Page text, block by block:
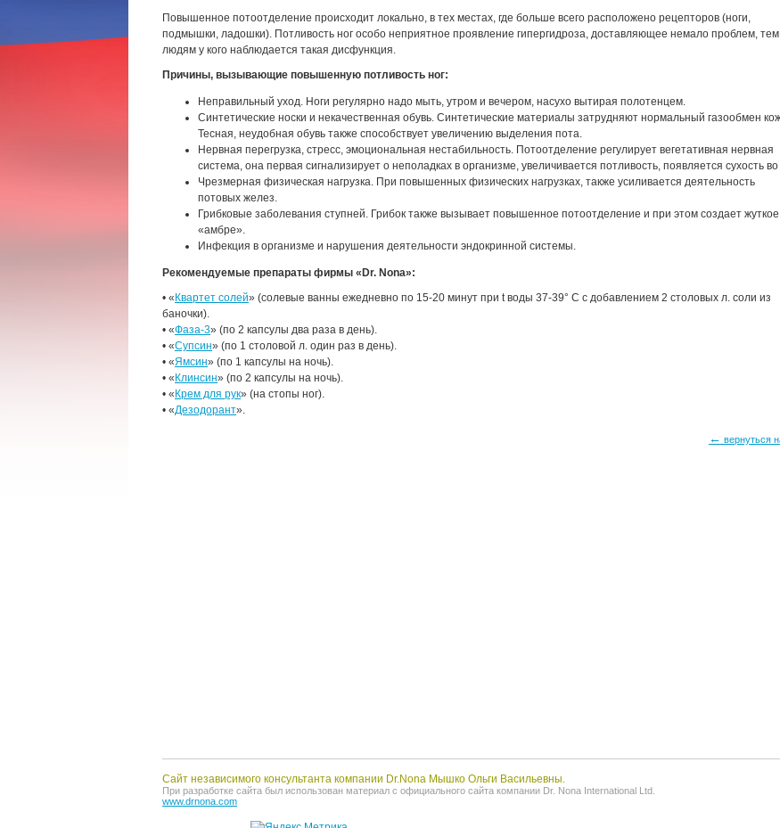
Повышенное потоотделение происходит локально, в тех местах, где больше всего расположено рецепторов (ноги,
подмышки, ладошки). Потливость ног особо неприятное проявление гипергидроза, доставляющее немало проблем, тем
людям у кого наблюдается такая дисфункция.
Причины, вызывающие повышенную потливость ног:
Неправильный уход. Ноги регулярно надо мыть, утром и вечером, насухо вытирая полотенцем.
Синтетические носки и некачественная обувь. Синтетические материалы затрудняют нормальный газообмен
Тесная, неудобная обувь также способствует увеличению выделения пота.
Нервная перегрузка, стресс, эмоциональная нестабильность. Потоотделение регулирует вегетативная нервная
система, она первая сигнализирует о неполадках в организме, увеличивается потливость, появляется сухость во
Чрезмерная физическая нагрузка. При повышенных физических нагрузках, также усиливается деятельность
потовых желез.
Грибковые заболевания ступней. Грибок также вызывает повышенное потоотделение и при этом создает жуткое
«амбре».
Инфекция в организме и нарушения деятельности эндокринной системы.
Рекомендуемые препараты фирмы «Dr. Nona»:
• « Квартет солей» (солевые ванны ежедневно по 15-20 минут при t воды 37-39° С с добавлением 2 столовых л. со­ли из
баночки).
• «Фаза-3» (по 2 капсулы два раза в день).
• «Супсин» (по 1 столовой л. один раз в день).
• «Ямсин» (по 1 капсулы на ночь).
• « Клинсин» (по 2 капсулы на ночь).
• « Крем для рук» (на стопы ног).
• «Дезодорант».
← вернуться
Сайт независимого консультанта компании Dr.Nona Мышко Ольги Васильевны.
При разработке сайта был использован материал с официального сайта компании Dr. Nona International Ltd.
www.drnona.com